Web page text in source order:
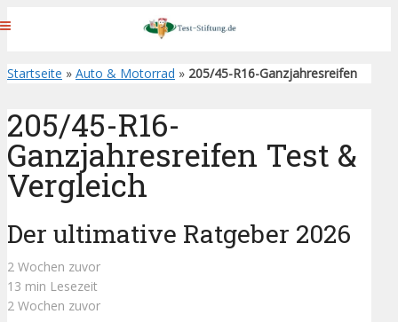
Startseite » Auto & Motorrad » 205/45-R16-Ganzjahresreifen
205/45-R16-
Ganzjahresreifen Test &
Vergleich
Der ultimative Ratgeber 2026
2 Wochen zuvor
13 min Lesezeit
2 Wochen zuvor